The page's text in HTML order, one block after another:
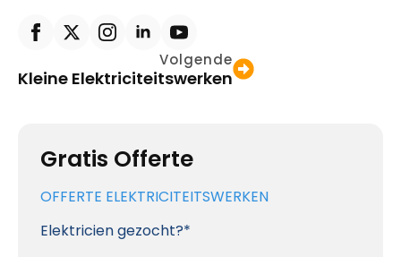
Gratis Offerte
OFFERTE ELEKTRICITEITSWERKEN
Elektricien gezocht?*
Volgende
Kleine Elektriciteitswerken